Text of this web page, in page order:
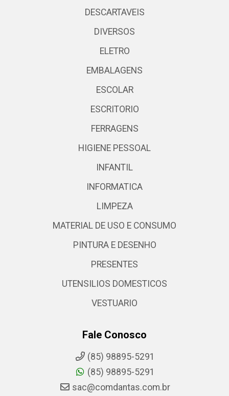
DESCARTAVEIS
DIVERSOS
ELETRO
EMBALAGENS
ESCOLAR
ESCRITORIO
FERRAGENS
HIGIENE PESSOAL
INFANTIL
INFORMATICA
LIMPEZA
MATERIAL DE USO E CONSUMO
PINTURA E DESENHO
PRESENTES
UTENSILIOS DOMESTICOS
VESTUARIO
Fale Conosco
(85) 98895-5291
(85) 98895-5291
sac@comdantas.com.br